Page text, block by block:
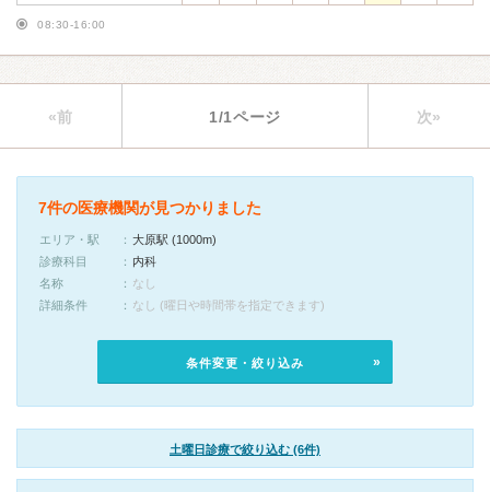
08:30-16:00
«前 1/1ページ 次»
7件の医療機関が見つかりました
エリア・駅
大原駅 (1000m)
診療科目
内科
名称
なし
詳細条件
なし (曜日や時間帯を指定できます)
条件変更・絞り込み
土曜日診療で絞り込む (6件)